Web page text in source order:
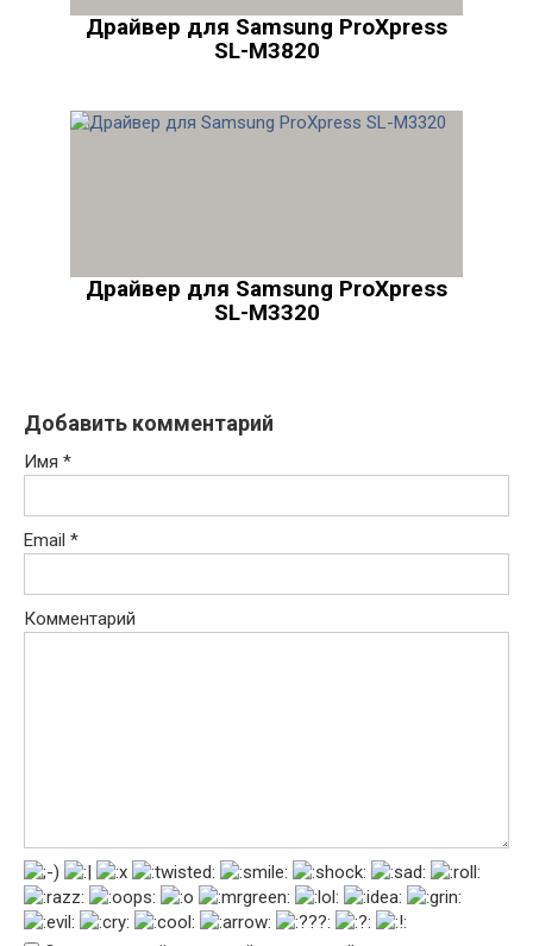
Драйвер для Samsung ProXpress
SL-M3820
Драйвер для Samsung ProXpress
SL-M3320
Добавить комментарий
Имя *
Email *
Комментарий